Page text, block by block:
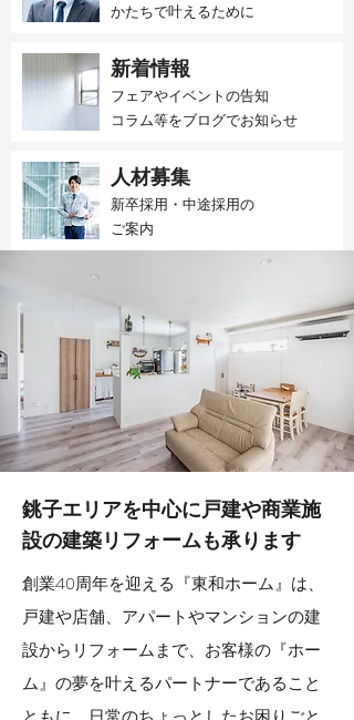
かたちで叶えるために
新着情報
フェアやイベントの告知
​コラム等をブログでお知らせ
人材募集
新卒採用・中途採用の
​ご案内
銚子エリアを中心に戸建や商業施
設の建築リフォームも承ります
創業40周年を迎える『東和ホーム』は、
戸建や店舗、アパートやマンションの建
設からリフォームまで、お客様の『ホー
ム』の夢を叶えるパートナーであること